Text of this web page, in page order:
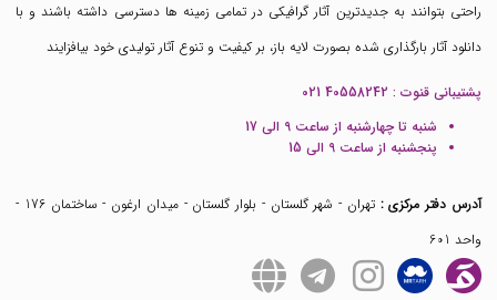
راحتی بتوانند به جدیدترین آثار گرافیکی در تمامی زمینه ها دسترسی داشته باشند و با
دانلود آثار بارگذاری شده بصورت لایه باز، بر کیفیت و تنوع آثار تولیدی خود بیافزایند
پشتیبانی قنوت : 021 40558242
شنبه تا چهارشنبه از ساعت 9 الی 17
پنجشنبه از ساعت 9 الی 15
آدرس دفتر مرکزی :
تهران - شهر گلستان - بلوار گلستان - میدان ارغون - ساختمان 176 -
واحد 601